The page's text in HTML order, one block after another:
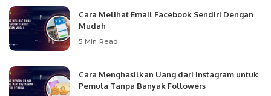
Cara Melihat Email Facebook Sendiri Dengan
Mudah
5 Min Read
Cara Menghasilkan Uang dari Instagram untuk
Pemula Tanpa Banyak Followers